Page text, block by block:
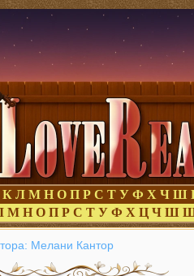
К Л М Н О П Р С Т У Ф Х Ч Ш
М Н О П Р С Т У Ф Х Ц Ч Ш
Мелани Кантор